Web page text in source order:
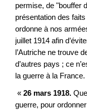
permise, de "bouffer
présentation des
ordonne à nos
juillet 1914 afin
l’Autriche ne trouve
d’autres pays ; ce
la guerre à la France.
« 26 mars 1918.
guerre, pour